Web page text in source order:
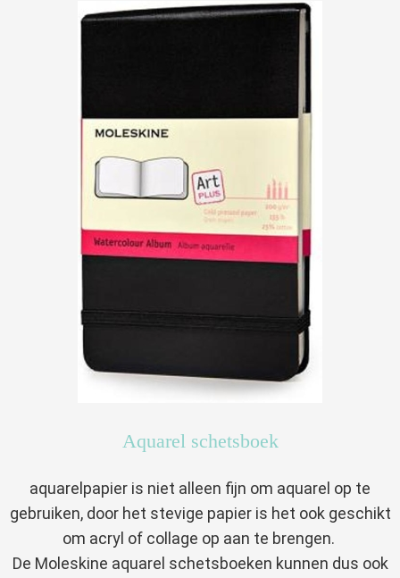
Aquarel schetsboek
aquarelpapier is niet alleen fijn om aquarel op te
gebruiken, door het stevige papier is het ook geschikt
om acryl of collage op aan te brengen.
De Moleskine aquarel schetsboeken kunnen dus ook